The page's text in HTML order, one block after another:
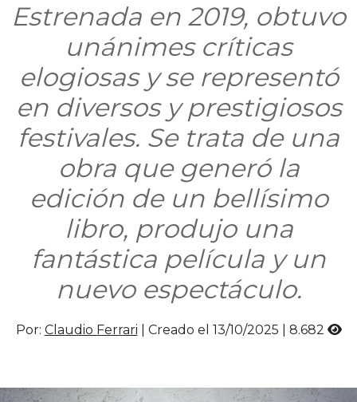
Estrenada en 2019, obtuvo
unánimes críticas
elogiosas y se representó
en diversos y prestigiosos
festivales. Se trata de una
obra que generó la
edición de un bellísimo
libro, produjo una
fantástica película y un
nuevo espectáculo.
Por: Claudio Ferrari | Creado el 13/10/2025 | 8.682